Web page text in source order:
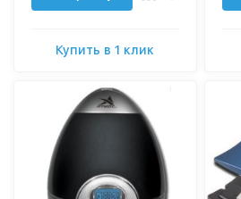
Купить в 1 клик